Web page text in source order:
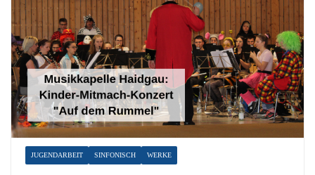
JUGENDARBEIT SINFONISCH WERKE